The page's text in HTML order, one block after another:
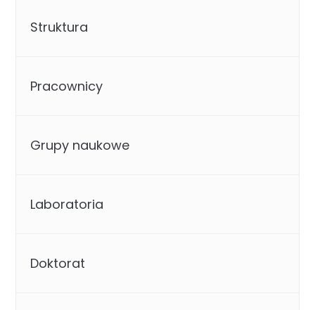
Struktura
Pracownicy
Grupy naukowe
Laboratoria
Doktorat